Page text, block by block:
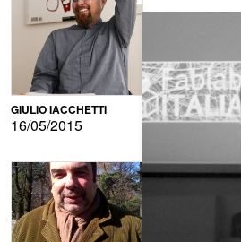
GIULIO IACCHETTI
16/05/2015